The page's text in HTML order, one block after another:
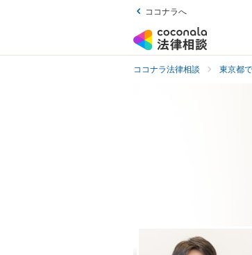
ココナラへ
ココナラ法律相談 東京都